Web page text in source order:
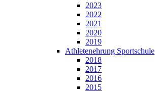
2023
2022
2021
2020
2019
Athletenehrung Sportschule
2018
2017
2016
2015